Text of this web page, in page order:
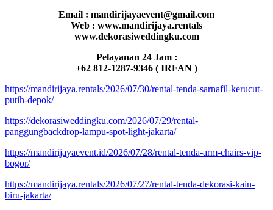
Email : mandirijayaevent@gmail.com
Web : www.mandirijaya.rentals
www.dekorasiweddingku.com
Pelayanan 24 Jam :
+62 812-1287-9346 ( IRFAN )
https://mandirijaya.rentals/2026/07/30/rental-tenda-sarnafil-kerucut-
putih-depok/
https://dekorasiweddingku.com/2026/07/29/rental-
panggungbackdrop-lampu-spot-light-jakarta/
https://mandirijayaevent.id/2026/07/28/rental-tenda-arm-chairs-vip-
bogor/
https://mandirijaya.rentals/2026/07/27/rental-tenda-dekorasi-kain-
biru-jakarta/